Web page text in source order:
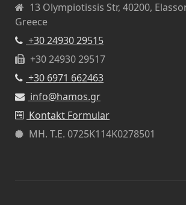
13 Olympiotissis Str, 40200,
Greece
+30 24930 29515
+30 24930 29517
+30 6971 662463
info@hamos.gr
Kontakt Formular
ΜΗ. Τ.Ε. 0725Κ114Κ0278501